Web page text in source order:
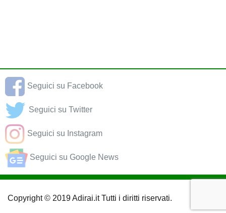
Seguici su Facebook
Seguici su Twitter
Seguici su Instagram
Seguici su Google News
Copyright © 2019 Adirai.it Tutti i diritti riservati.